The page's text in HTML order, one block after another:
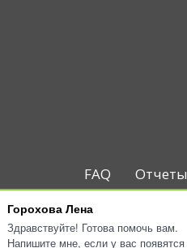
Горохова Лена
Здравствуйте! Готова помочь вам.
Напишите мне, если у вас появятся
Отчеты
FAQ